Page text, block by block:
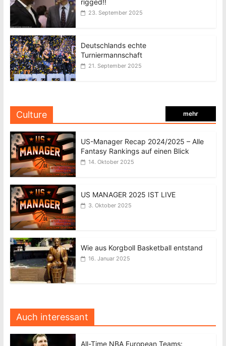
rigged!!
23. September 2025
Deutschlands echte
Turniermannschaft
21. September 2025
Culture mehr
US-Manager Recap 2024/2025 – Alle
Fantasy Rankings auf einen Blick
14. Oktober 2025
US MANAGER 2025 IST LIVE
3. Oktober 2025
Wie aus Korgboll Basketball entstand
16. Januar 2025
Auch interessant
All-Time NBA European Teams: